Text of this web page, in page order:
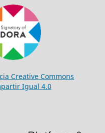
Creative Commons
Igual 4.0